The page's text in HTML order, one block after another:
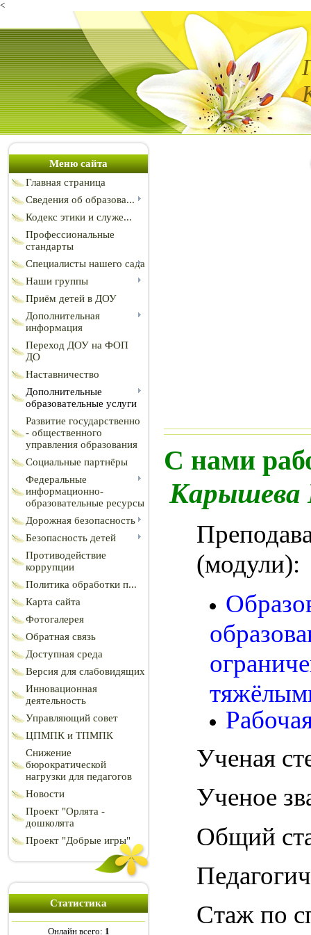
<
Меню сайта
Главная страница
Сведения об образова...
Кодекс этики и служе...
Профессиональные
стандарты
Специалисты нашего сада
Наши группы
Приём детей в ДОУ
Дополнительная
информация
Переход ДОУ на ФОП
ДО
Наставничество
Дополнительные
образовательные услуги
Развитие государственно
- общественного
управления образования
Социальные партнёры
Федеральные
информационно-
образовательные ресурсы
Дорожная безопасность
Безопасность детей
Противодействие
коррупции
Политика обработки п...
Карта сайта
Фотогалерея
Обратная связь
Доступная среда
Версия для слабовидящих
Инновационная
деятельность
Управляющий совет
ЦПМПК и ТПМПК
Снижение
бюрократической
нагрузки для педагогов
Новости
Проект "Орлята -
дошколята
Проект "Добрые игры"
Статистика
Онлайн всего: 1
С нами
Карышева
(модули):
Ученая
Ученое
Общий
Стаж по